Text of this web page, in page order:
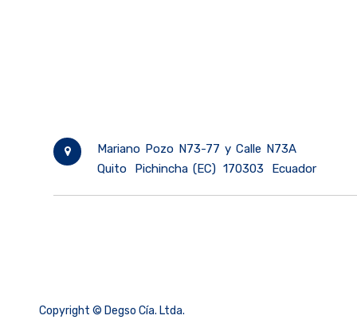
Mariano Pozo N73-77 y Calle N73A
Quito
Pichincha (EC) 170303 Ecuador
Copyright © Degso Cía. Ltda.